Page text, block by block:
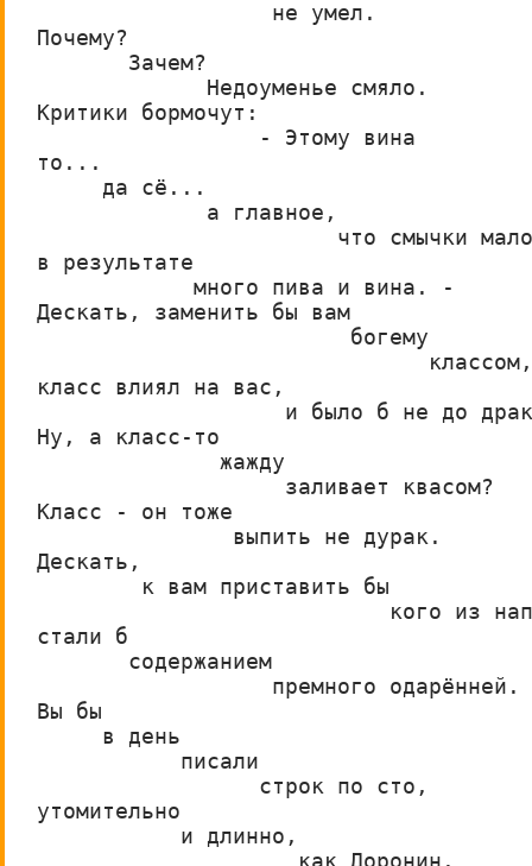
                  не умел.
Почему?
       Зачем?
             Недоуменье смяло.
Критики бормочут:
                 - Этому вина
то...
     да сё...
             а главное,
что смычки
в результате
            много пива и вина. -
Дескать, заменить бы вам
                        богему
                              классом,
класс влиял на вас,
и было б не до
Ну, а класс-то
              жажду
                   заливает квасом?
Класс - он тоже
               выпить не дурак.
Дескать,
        к вам приставить бы
кого из
стали б
       содержанием
                  премного одарённей.
Вы бы
     в день
           писали
                 строк по сто,
утомительно
           и длинно,
                    как Доронин.